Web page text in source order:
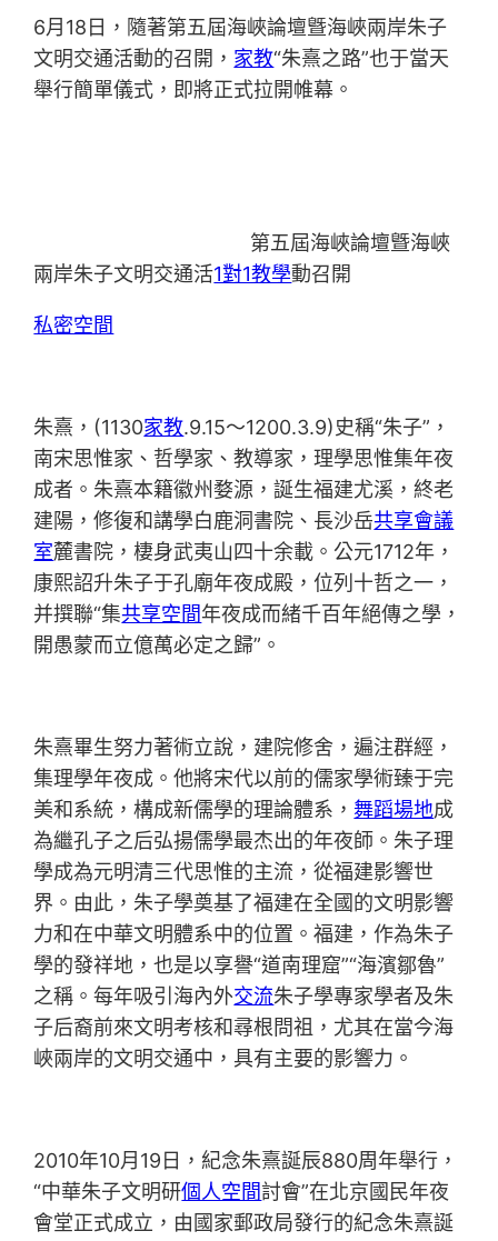
6月18日，隨著第五屆海峽論壇曁海峽兩岸朱子
文明交通活動的召開， 家教“朱熹之路”也于當天
舉行簡單儀式，即將正式拉開帷幕。
第五屆海峽論壇曁海峽
兩岸朱子文明交通活1對1教學動召開
私密空間
朱熹，(1130家教.9.15～1200.3.9)史稱“朱子”，
南宋思惟家、哲學家、教導家，理學思惟集年夜
成者。朱熹本籍徽州婺源，誕生福建尤溪，終老
建陽，修復和講學白鹿洞書院、長沙岳共享會議
室麓書院，棲身武夷山四十余載。公元1712年，
康熙詔升朱子于孔廟年夜成殿，位列十哲之一，
并撰聯“集共享空間年夜成而緒千百年絕傳之學，
開愚蒙而立億萬必定之歸”。
朱熹畢生努力著術立說，建院修舍，遍注群經，
集理學年夜成。他將宋代以前的儒家學術臻于完
美和系統，構成新儒學的理論體系， 舞蹈場地成
為繼孔子之后弘揚儒學最杰出的年夜師。朱子理
學成為元明清三代思惟的主流，從福建影響世
界。由此，朱子學奠基了福建在全國的文明影響
力和在中華文明體系中的位置。福建，作為朱子
學的發祥地，也是以享譽“道南理窟”“海濱鄒魯”
之稱。每年吸引海內外交流朱子學專家學者及朱
子后裔前來文明考核和尋根問祖，尤其在當今海
峽兩岸的文明交通中，具有主要的影響力。
2010年10月19日，紀念朱熹誕辰880周年舉行，
“中華朱子文明研個人空間討會”在北京國民年夜
會堂正式成立，由國家郵政局發行的紀念朱熹誕